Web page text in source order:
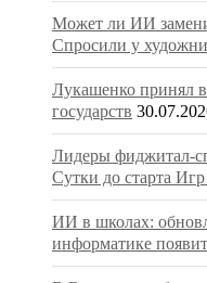
Может ли ИИ
Спросили у
Лукашенко принял
государств
Лидеры фиджитал-
Сутки до старта
ИИ в школах:
информатике